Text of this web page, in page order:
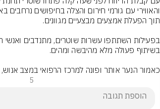
כאמור הנער אותר ופונה למרכז הרפואי במצב
5